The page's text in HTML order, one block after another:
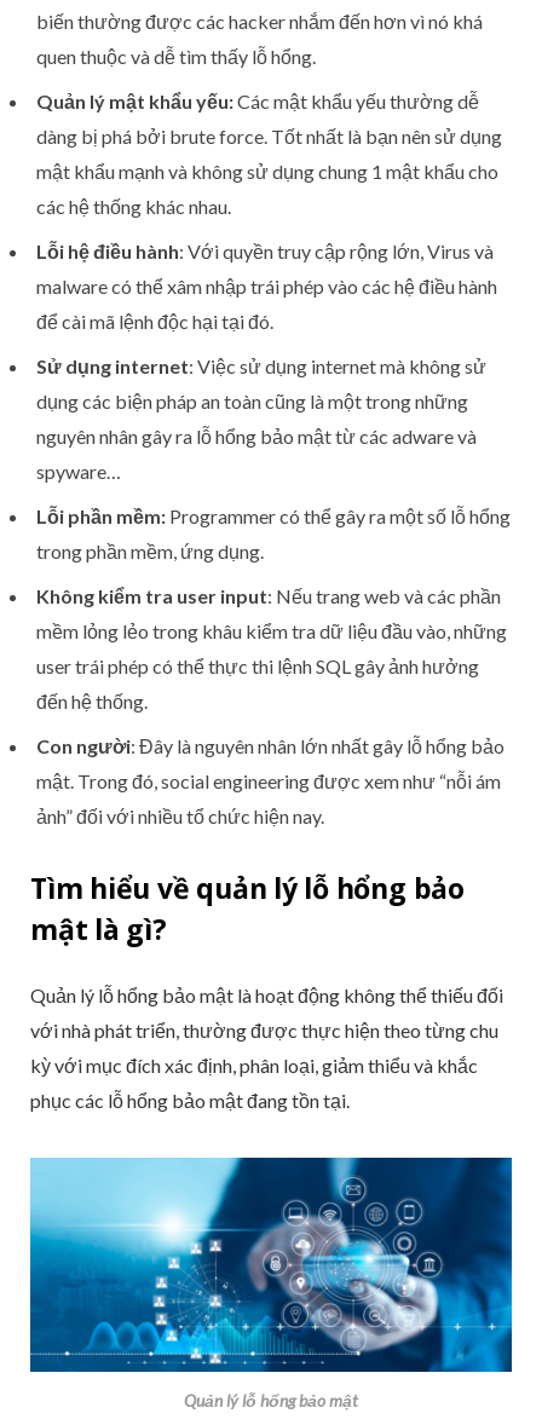
biến thường được các hacker nhắm đến hơn vì nó khá
quen thuộc và dễ tìm thấy lỗ hổng.
Quản lý mật khẩu yếu:Các mật khẩu yếu thường dễ
dàng bị phá bởi brute force. Tốt nhất là bạn nên sử dụng
mật khẩu mạnh và không sử dụng chung 1 mật khẩu cho
các hệ thống khác nhau.
Lỗi hệ điều hành: Với quyền truy cập rộng lớn, Virus và
malware có thể xâm nhập trái phép vào các hệ điều hành
để cài mã lệnh độc hại tại đó.
Sử dụng internet: Việc sử dụng internet mà không sử
dụng các biện pháp an toàn cũng là một trong những
nguyên nhân gây ra lỗ hổng bảo mật từ các adware và
spyware…
Lỗi phần mềm: Programmer có thể gây ra một số lỗ hổng
trong phần mềm, ứng dụng.
Không kiểm tra user input: Nếu trang web và các phần
mềm lỏng lẻo trong khâu kiểm tra dữ liệu đầu vào, những
user trái phép có thể thực thi lệnh SQL gây ảnh hưởng
đến hệ thống.
Con người: Đây là nguyên nhân lớn nhất gây lỗ hổng bảo
mật. Trong đó, social engineering được xem như “nỗi ám
ảnh” đối với nhiều tổ chức hiện nay.
Tìm hiểu về quản lý lỗ hổng bảo
mật là gì?
Quản lý lỗ hổng bảo mật là hoạt động không thể thiếu đối
với nhà phát triển, thường được thực hiện theo từng chu
kỳ với mục đích xác định, phân loại, giảm thiểu và khắc
phục các lỗ hổng bảo mật đang tồn tại.
Quản lý lỗ hổng bảo mật